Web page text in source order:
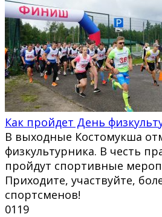
Как пройдет День
В выходные Костомукша
физкультурника. В честь
пройдут спортивные
Приходите, участвуйте,
спортсменов!
0119